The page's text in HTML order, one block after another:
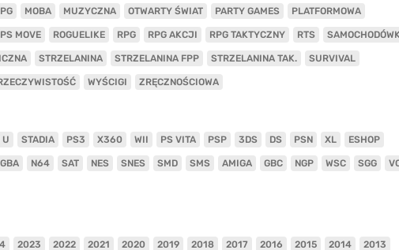
MOBA MUZYCZNA OTWARTY ŚWIAT PARTY GAMES PLATFORMOWA
PS MOVE ROGUELIKE RPG RPG AKCJI RPG TAKTYCZNY RTS
STRZELANINA STRZELANINA FPP STRZELANINA TAK. SURVIVAL
WYŚCIGI ZRĘCZNOŚCIOWA
U STADIA PS3 X360 WII PS VITA PSP 3DS DS PSN XL ESHOP
GBA N64 SAT NES SNES SMD SMS AMIGA GBC NGP WSC SGG
2023 2022 2021 2020 2019 2018 2017 2016 2015 2014 2013